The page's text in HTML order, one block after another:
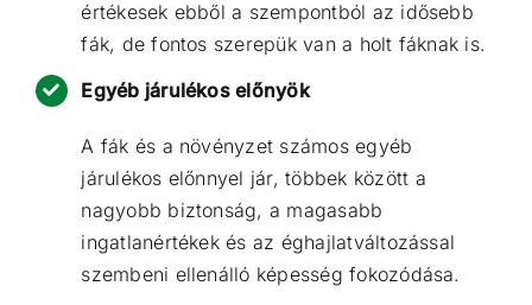
értékesek ebből a szempontból az idősebb
fák, de fontos szerepük van a holt fáknak is.
Egyéb járulékos előnyök
A fák és a növényzet számos egyéb
járulékos előnnyel jár, többek között a
nagyobb biztonság, a magasabb
ingatlanértékek és az éghajlatváltozással
szembeni ellenálló képesség fokozódása.